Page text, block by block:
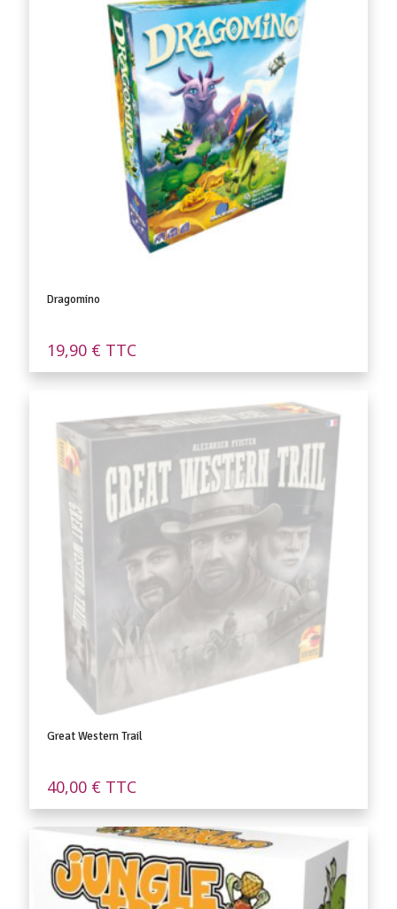
Dragomino
19,90 € TTC
Great Western Trail
40,00 € TTC